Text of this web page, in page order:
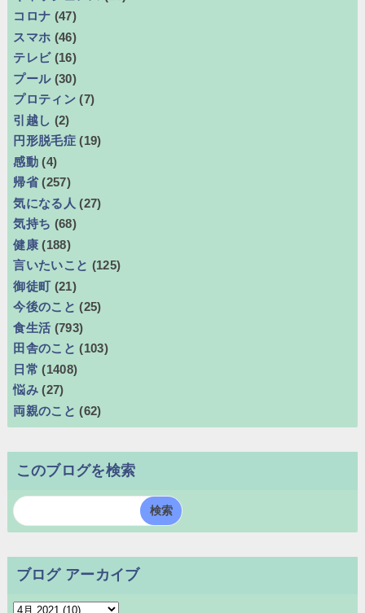
コロナ (47)
スマホ (46)
テレビ (16)
プール (30)
プロティン (7)
引越し (2)
円形脱毛症 (19)
感動 (4)
帰省 (257)
気になる人 (27)
気持ち (68)
健康 (188)
言いたいこと (125)
御徒町 (21)
今後のこと (25)
食生活 (793)
田舎のこと (103)
日常 (1408)
悩み (27)
両親のこと (62)
このブログを検索
ブログ アーカイブ